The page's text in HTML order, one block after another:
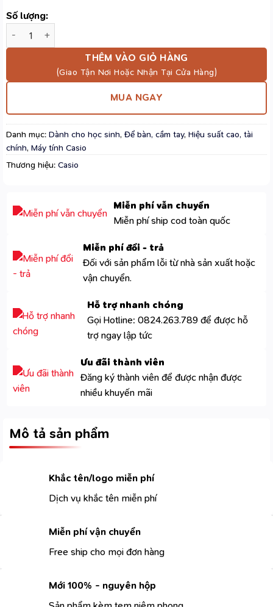
Số lượng:
Máy Tính Casio MX-12B Màu Xanh Lá – 12 Chữ Số, Năng
THÊM VÀO GIỎ HÀNG
MUA NGAY
Danh mục: Dành cho học sinh, Để bàn, cầm tay, Hiệu suất cao, tài
chính, Máy tính Casio
Thương hiệu: Casio
Miễn phí vẫn chuyển
Miễn phí ship cod toàn quốc
Miễn phí đổi - trả
Đối với sản phẩm lỗi từ nhà sản xuất hoặc
vận chuyển.
Hỗ trợ nhanh chóng
Gọi Hotline: 0824.263.789 để được hỗ
trợ ngay lập tức
Ưu đãi thành viên
Đăng ký thành viên để được nhận được
nhiều khuyến mãi
Mô tả sản phẩm
Khắc tên/logo miễn phí
Dịch vụ khắc tên miễn phí
Miễn phí vận chuyển
Free ship cho mọi đơn hàng
Mới 100% - nguyên hộp